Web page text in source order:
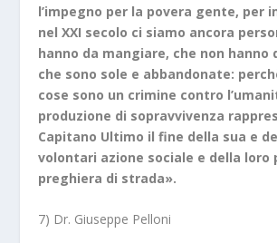
l’impegno per la povera gente, per
nel XXI secolo ci siamo ancora
hanno da mangiare, che non hanno
che sono sole e abbandonate:
cose sono un crimine contro
produzione di sopravvivenza
Capitano Ultimo il fine della sua e
volontari azione sociale e della loro
preghiera di strada».
7) Dr. Giuseppe Pelloni